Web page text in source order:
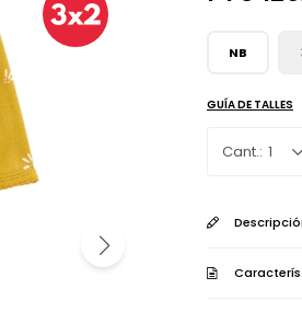
NB
GUÍA DE TALLES
1